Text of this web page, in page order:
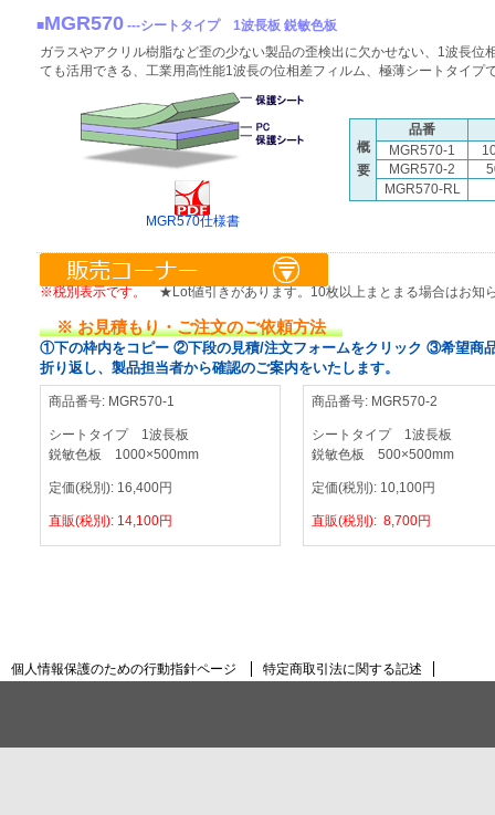
■MGR570 ---シートタイプ 1波長板 鋭敏色板
ガラスやアクリル樹脂など歪の少ない製品の歪検出に欠かせない、1波長
ても活用できる、工業用高性能1波長の位相差フィルム、極薄シートタイプ
MGR570仕様書
概
要
品番
MGR570-1
MGR570-2
MGR570-RL
※税別表示です。 ★Lot値引きがあります。10枚以上まとまる場合はお知
※ お見積もり・ご注文のご依頼方法
①下の枠内をコピー ②下段の見積/注文フォームをクリック ③希望商
折り返し、製品担当者から確認のご案内をいたします。
商品番号: MGR570-1
シートタイプ 1波長板
鋭敏色板 1000×500mm
定価(税別): 16,400円
直販(税別): 14,100円
商品番号: MGR570-2
シートタイプ 1波長板
鋭敏色板 500×500mm
定価(税別): 10,100円
直販(税別): 8,700円
個人情報保護のための行動指針ページ 特定商取引法に関する記述